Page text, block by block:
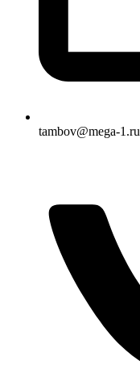
tambov@mega-1.ru